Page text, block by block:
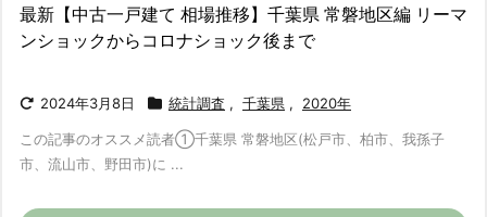
最新【中古一戸建て 相場推移】千葉県 常磐地区編 リーマ
ンショックからコロナショック後まで
2024年3月8日 統計調査 , 千葉県 , 2020年
この記事のオススメ読者①千葉県 常磐地区(松戸市、柏市、我孫子
市、流山市、野田市)に ...